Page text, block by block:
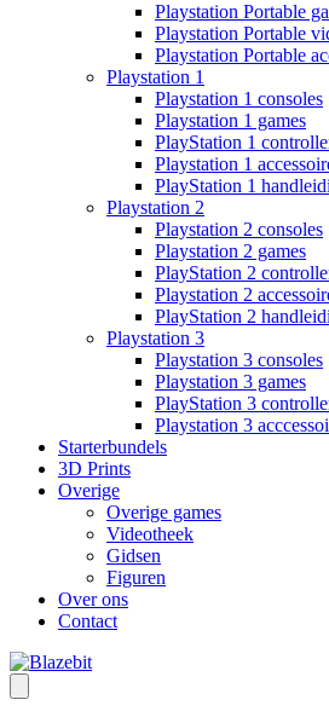
Playstation Portable
Playstation Portable
Playstation Portable
Playstation 1
Playstation 1 consoles
Playstation 1 games
PlayStation 1
Playstation 1
PlayStation 1
Playstation 2
Playstation 2 consoles
Playstation 2 games
PlayStation 2
Playstation 2
PlayStation 2
Playstation 3
Playstation 3 consoles
Playstation 3 games
PlayStation 3
Playstation 3
Starterbundels
3D Prints
Overige
Overige games
Videotheek
Gidsen
Figuren
Over ons
Contact